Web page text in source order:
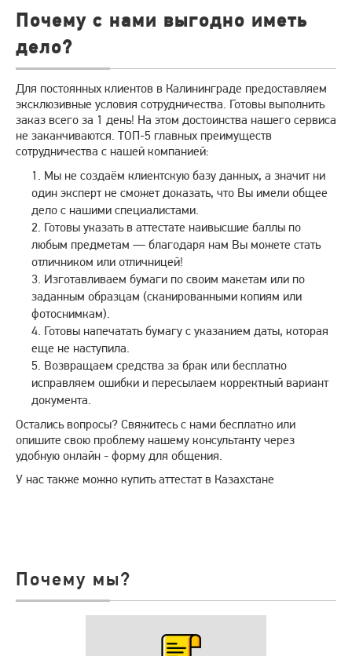
Почему с нами выгодно иметь
дело?
Для постоянных клиентов в Калининграде предоставляем
эксклюзивные условия сотрудничества. Готовы выполнить
заказ всего за 1 день! На этом достоинства нашего сервиса
не заканчиваются. ТОП-5 главных преимуществ
сотрудничества с нашей компанией:
Мы не создаём клиентскую базу данных, а значит ни
один эксперт не сможет доказать, что Вы имели общее
дело с нашими специалистами.
Готовы указать в аттестате наивысшие баллы по
любым предметам — благодаря нам Вы можете стать
отличником или отличницей!
Изготавливаем бумаги по своим макетам или по
заданным образцам (сканированными копиям или
фотоснимкам).
Готовы напечатать бумагу с указанием даты, которая
еще не наступила.
Возвращаем средства за брак или бесплатно
исправляем ошибки и пересылаем корректный вариант
документа.
Остались вопросы? Свяжитесь с нами бесплатно или
опишите свою проблему нашему консультанту через
удобную онлайн - форму для общения.
У нас также можно купить аттестат в Казахстане
Почему мы?